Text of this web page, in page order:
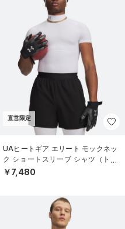
直営限定
UAヒートギア エリート モックネッ
ク ショートスリーブ シャツ（トレ
ーニング/MEN）
￥7,480